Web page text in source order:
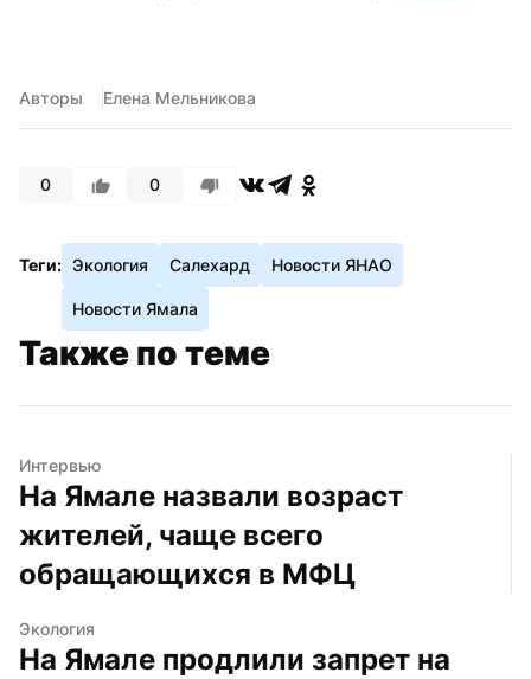
Авторы Елена Мельникова
0 0
Теги: Экология Салехард Новости ЯНАО
Новости Ямала
Также по теме
Интервью
На Ямале назвали возраст
жителей, чаще всего
обращающихся в МФЦ
Экология
На Ямале продлили запрет на